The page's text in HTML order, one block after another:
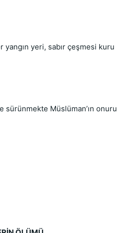
yangın yeri, sabır çeşmesi kuru
sürünmekte Müslüman’ın onuru